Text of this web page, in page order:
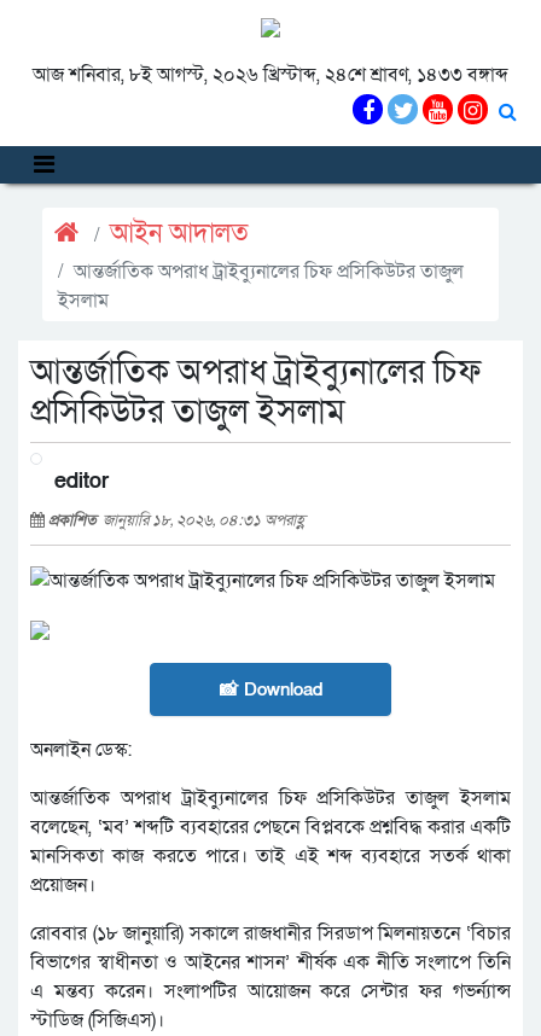
আজ শনিবার, ৮ই আগস্ট, ২০২৬ খ্রিস্টাব্দ, ২৪শে শ্রাবণ, ১৪৩৩ বঙ্গাব্দ
আইন আদালত
আন্তর্জাতিক অপরাধ ট্রাইব্যুনালের চিফ প্রসিকিউটর তাজুল
ইসলাম
আন্তর্জাতিক অপরাধ ট্রাইব্যুনালের চিফ
প্রসিকিউটর তাজুল ইসলাম
editor
প্রকাশিত জানুয়ারি ১৮, ২০২৬, ০৪:৩১ অপরাহ্ণ
📸 Download
অনলাইন ডেস্ক:
আন্তর্জাতিক অপরাধ ট্রাইব্যুনালের চিফ প্রসিকিউটর তাজুল ইসলাম
বলেছেন, ‘মব’ শব্দটি ব্যবহারের পেছনে বিপ্লবকে প্রশ্নবিদ্ধ করার একটি
মানসিকতা কাজ করতে পারে। তাই এই শব্দ ব্যবহারে সতর্ক থাকা
প্রয়োজন।
রোববার (১৮ জানুয়ারি) সকালে রাজধানীর সিরডাপ মিলনায়তনে ‘বিচার
বিভাগের স্বাধীনতা ও আইনের শাসন’ শীর্ষক এক নীতি সংলাপে তিনি
এ মন্তব্য করেন। সংলাপটির আয়োজন করে সেন্টার ফর গভর্ন্যান্স
স্টাডিজ (সিজিএস)।